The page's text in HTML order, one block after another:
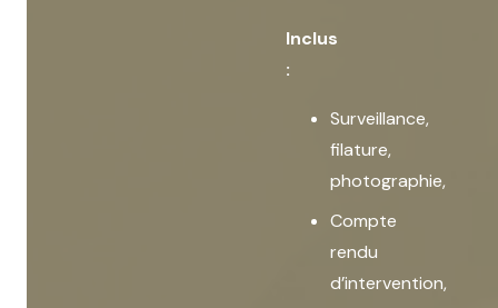
Inclus
:
Surveillance,
filature,
photographie,
Compte
rendu
d’intervention,